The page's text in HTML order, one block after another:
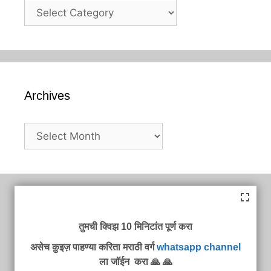
Categories
Archives
Archives
तुमची क्विझ 10 मिनिटांत पूर्ण करा
असेच क़ुइज़ पाहण्या करिता मराठी वर्गwhatsapp channel
ला जॉईन करा 🙏 🙏